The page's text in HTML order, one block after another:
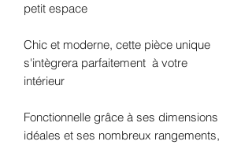
petit espace
Chic et moderne, cette pièce unique
s'intègrera parfaitement à votre
intérieur
Fonctionnelle grâce à ses dimensions
idéales et ses nombreux rangements,